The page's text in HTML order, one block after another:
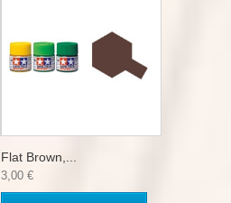
Flat Brown,...
3,00 €